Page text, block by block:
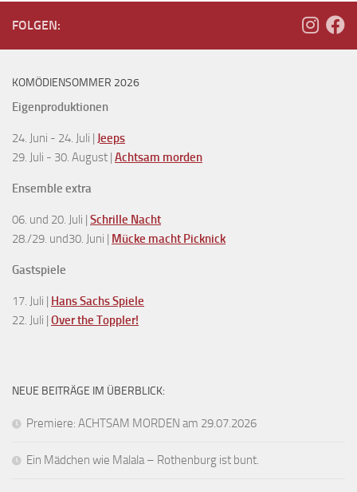
FOLGEN:
KOMÖDIENSOMMER 2026
Eigenproduktionen
24. Juni - 24. Juli | Jeeps
29. Juli - 30. August | Achtsam morden
Ensemble extra
06. und 20. Juli | Schrille Nacht
28./29. und30. Juni | Mücke macht Picknick
Gastspiele
17. Juli | Hans Sachs Spiele
22. Juli | Over the Toppler!
NEUE BEITRÄGE IM ÜBERBLICK:
Premiere: ACHTSAM MORDEN am 29.07.2026
Ein Mädchen wie Malala – Rothenburg ist bunt.